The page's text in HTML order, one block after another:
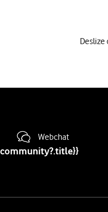
Deslize
Prima a rede pretendida
Primao indicador junto a
Primaa tecla de início
Webchat